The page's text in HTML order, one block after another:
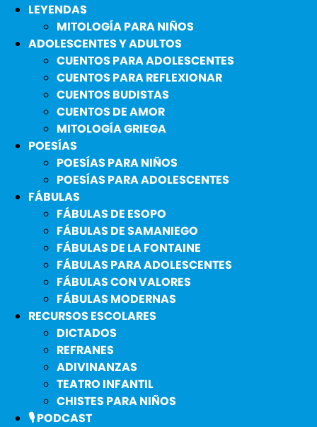
LEYENDAS
MITOLOGÍA PARA NIÑOS
ADOLESCENTES Y ADULTOS
CUENTOS PARA ADOLESCENTES
CUENTOS PARA REFLEXIONAR
CUENTOS BUDISTAS
CUENTOS DE AMOR
MITOLOGÍA GRIEGA
POESÍAS
POESÍAS PARA NIÑOS
POESÍAS PARA ADOLESCENTES
FÁBULAS
FÁBULAS DE ESOPO
FÁBULAS DE SAMANIEGO
FÁBULAS DE LA FONTAINE
FÁBULAS PARA ADOLESCENTES
FÁBULAS CON VALORES
FÁBULAS MODERNAS
RECURSOS ESCOLARES
DICTADOS
REFRANES
ADIVINANZAS
TEATRO INFANTIL
CHISTES PARA NIÑOS
🎙️ PODCAST